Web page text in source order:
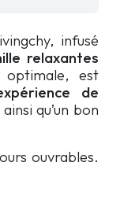
infusé
relaxantes
est
de
ainsi qu’un bon
ouvrables.